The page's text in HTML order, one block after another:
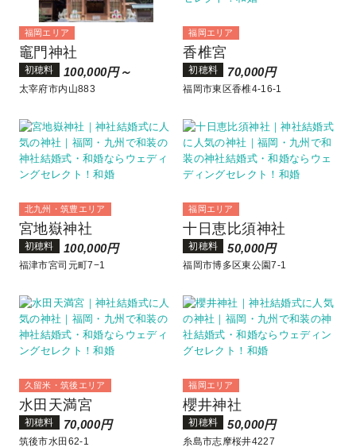
福岡エリア
竈門神社
初穂料 100,000円～
太宰府市内山883
福岡エリア
香椎宮
初穂料 70,000円
福岡市東区香椎4-16-1
北九州・筑豊エリア
宮地嶽神社
初穂料 100,000円
福津市宮司元町7−1
福岡エリア
十日恵比須神社
初穂料 50,000円
福岡市博多区東公園7-1
久留米・筑後エリア
水田天満宮
初穂料 70,000円
筑後市水田62-1
福岡エリア
櫻井神社
初穂料 50,000円
糸島市志摩桜井4227